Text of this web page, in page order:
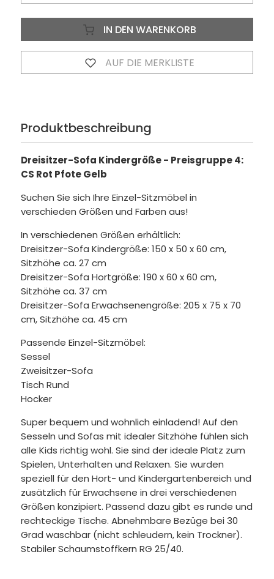
IN DEN WARENKORB
AUF DIE MERKLISTE
Produktbeschreibung
Dreisitzer-Sofa Kindergröße - Preisgruppe 4:
CS Rot Pfote Gelb
Suchen Sie sich Ihre Einzel-Sitzmöbel in
verschieden Größen und Farben aus!
In verschiedenen Größen erhältlich:
Dreisitzer-Sofa Kindergröße: 150 x 50 x 60 cm,
Sitzhöhe ca. 27 cm
Dreisitzer-Sofa Hortgröße: 190 x 60 x 60 cm,
Sitzhöhe ca. 37 cm
Dreisitzer-Sofa Erwachsenengröße: 205 x 75 x 70
cm, Sitzhöhe ca. 45 cm
Passende Einzel-Sitzmöbel:
Sessel
Zweisitzer-Sofa
Tisch Rund
Hocker
Super bequem und wohnlich einladend! Auf den
Sesseln und Sofas mit idealer Sitzhöhe fühlen sich
alle Kids richtig wohl. Sie sind der ideale Platz zum
Spielen, Unterhalten und Relaxen. Sie wurden
speziell für den Hort- und Kindergartenbereich und
zusätzlich für Erwachsene in drei verschiedenen
Größen konzipiert. Passend dazu gibt es runde und
rechteckige Tische. Abnehmbare Bezüge bei 30
Grad waschbar (nicht schleudern, kein Trockner).
Stabiler Schaumstoffkern RG 25/40.